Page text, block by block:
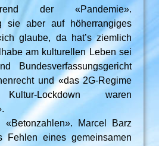
der «Pandemie».
sie aber auf höherrangiges
glaube, da hat’s ziemlich
am kulturellen Leben sei
Bundesverfassungsgericht
und «das 2G-Regime
Lockdown waren
«Betonzahlen». Marcel Barz
Fehlen eines gemeinsamen